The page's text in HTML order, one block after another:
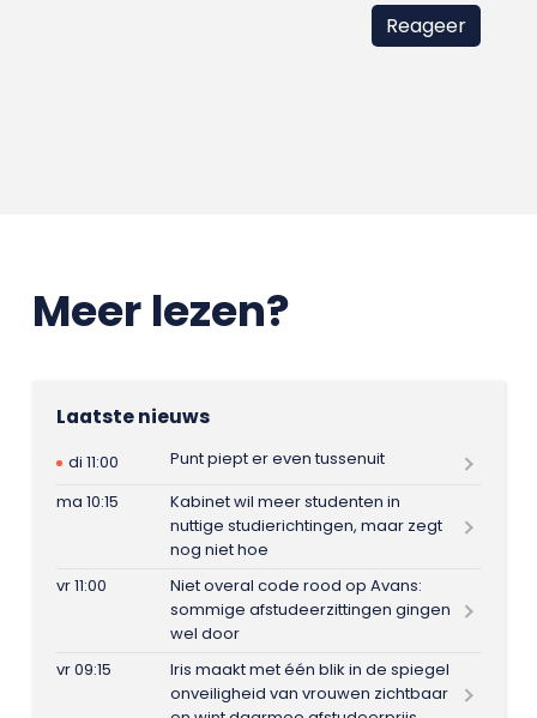
Meer lezen?
Laatste nieuws
di 11:00
Punt piept er even tussenuit
ma 10:15
Kabinet wil meer studenten in
nuttige studierichtingen, maar zegt
nog niet hoe
vr 11:00
Niet overal code rood op Avans:
sommige afstudeerzittingen gingen
wel door
vr 09:15
Iris maakt met één blik in de spiegel
onveiligheid van vrouwen zichtbaar